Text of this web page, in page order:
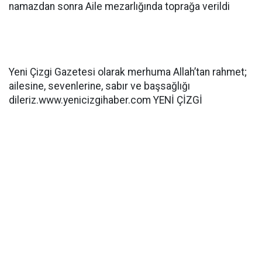
namazdan sonra Aile mezarlığında toprağa verildi
Yeni Çizgi Gazetesi olarak merhuma Allah’tan rahmet;
ailesine, sevenlerine, sabır ve başsağlığı
dileriz.www.yenicizgihaber.com YENİ ÇİZGİ